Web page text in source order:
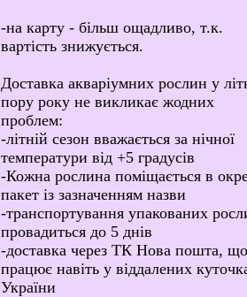
-на карту - більш ощадливо, т.к.
вартість знижується.
Доставка акваріумних рослин у
пору року не викликає жодних
проблем:
-літній сезон вважається за нічної
температури від +5 градусів
-Кожна рослина поміщається в
пакет із зазначенням назви
-транспортування упакованих
провадиться до 5 днів
-доставка через ТК Нова пошта,
працює навіть у віддалених
України